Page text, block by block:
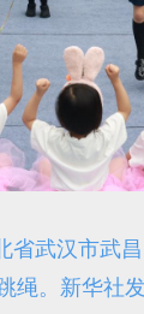
省武汉市武
绳。新华社